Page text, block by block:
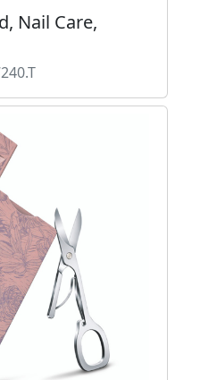
Nail Care,